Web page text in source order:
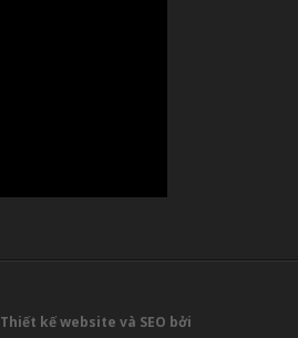
Thiết kế website và SEO bởi